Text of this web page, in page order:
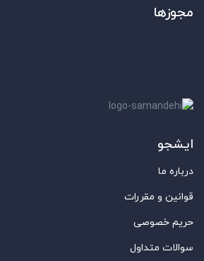
مجوزها
ایشجو
درباره ما
قوانین و مقررات
حریم خصوصی
سوالات متداول